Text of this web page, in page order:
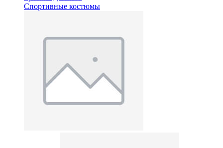
Спортивные костюмы